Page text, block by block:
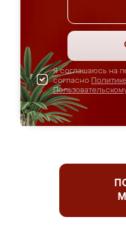
Я соглашаюсь на
согласно